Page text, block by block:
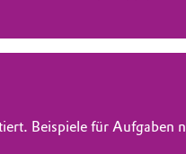
Beispiele für